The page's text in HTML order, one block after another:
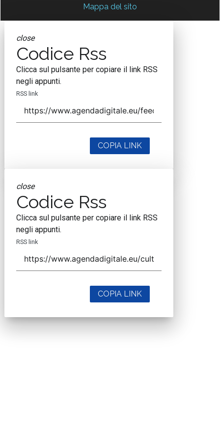
Mappa del sito
close
Codice Rss
Clicca sul pulsante per copiare il link RSS
negli appunti.
RSS link
COPIA LINK
close
Codice Rss
Clicca sul pulsante per copiare il link RSS
negli appunti.
RSS link
COPIA LINK